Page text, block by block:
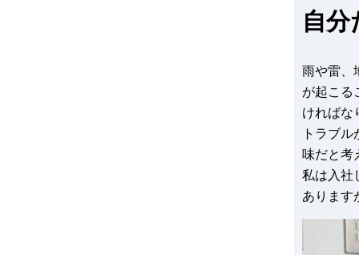
自
雨や雷、
が起こる
ければな
トラブ
味だと考
私は入社
あります